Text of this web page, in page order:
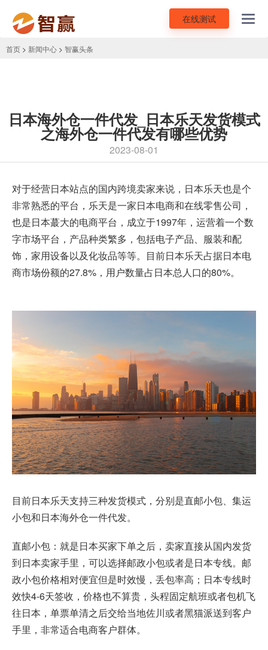
在线测试
首页 > 新闻中心 > 智赢头条
日本海外仓一件代发_日本乐天发货模式
之海外仓一件代发有哪些优势
2023-08-01
对于经营日本站点的国内跨境卖家来说， 日本乐天也是个
非常熟悉的平台，乐天是一家日本电商和在线零售公司，
也是日本蕞大的电商平台，成立于1997年，运营着一个数
字市场平台，产品种类繁多，包括电子产品、服装和配
饰，家用设备以及化妆品等等。目前日本乐天占据日本电
商市场份额的27.8%，用户数量占日本总人口的80%。
目前日本乐天支持三种发货模式，分别是直邮小包、集运
小包和日本海外仓一件代发。
直邮小包：就是日本买家下单之后，卖家直接从国内发货
到日本卖家手里，可以选择邮政小包或者是日本专线。邮
政小包价格相对便宜但是时效慢，丢包率高；日本专线时
效快4-6天签收，价格也不算贵，头程固定航班或者包机飞
往日本，单票单清之后交给当地佐川或者黑猫派送到客户
手里，非常适合电商客户群体。